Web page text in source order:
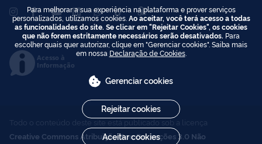
Acesso à
Informação
Todo o conteúdo deste site está publicado sob a licença
Creative Commons Atribuição-SemDerivações 3.0 Não
Para melhorar a sua experiência na plataforma e prover serviços
personalizados, utilizamos cookies. Ao aceitar, você terá acesso a todas
as funcionalidades do site. Se clicar em "Rejeitar Cookies", os cookies
que não forem estritamente necessários serão desativados. Para
escolher quais quer autorizar, clique em "Gerenciar cookies". Saiba mais
em nossa Declaração de Cookies.
Gerenciar cookies
Rejeitar cookies
Aceitar cookies